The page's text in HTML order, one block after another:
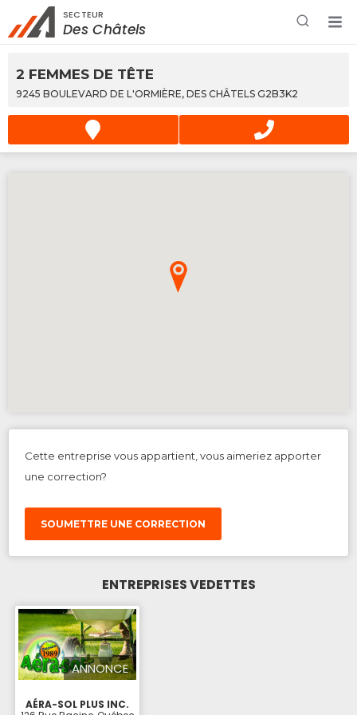
Rechercher à proximité - Entreprise / Rabais /
Services
SECTEUR
Des Châtels
2 FEMMES DE TÊTE
9245 BOULEVARD DE L'ORMIÈRE, DES CHÂTELS G2B3K2
Cette entreprise vous appartient, vous aimeriez apporter
une correction?
SOUMETTRE UNE CORRECTION
ENTREPRISES VEDETTES
ANNONCE
AÉRA-SOL PLUS INC.